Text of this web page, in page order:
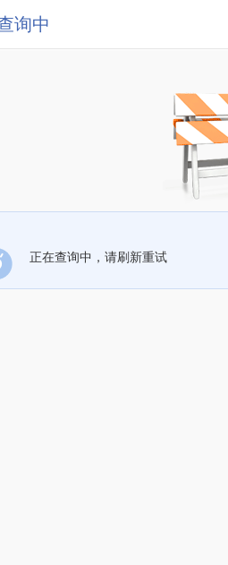
询中
正在查询中，请刷新重试